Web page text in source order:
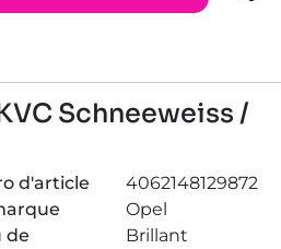
Schneeweiss /
d'article
4062148129872
Opel
de
Brillant